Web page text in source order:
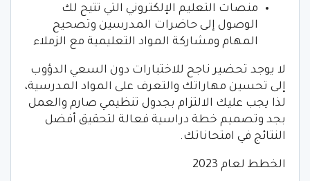
منصات التعليم الإلكتروني التي تتيح لك
الوصول إلى حاضرات المدرسين وتصحيح
المهام ومشاركة المواد التعليمية مع الزملاء
لا يوجد تحضير ناجح للاختبارات دون السعي الدؤوب
إلى تحسين مهاراتك والتعرف على المواد المدرسية،
لذا يجب عليك الالتزام بجدول تنظيمي صارم والعمل
بجد وتصميم خطة دراسية فعالة لتحقيق أفضل
النتائج في امتحاناتك.
الخطط لعام 2023